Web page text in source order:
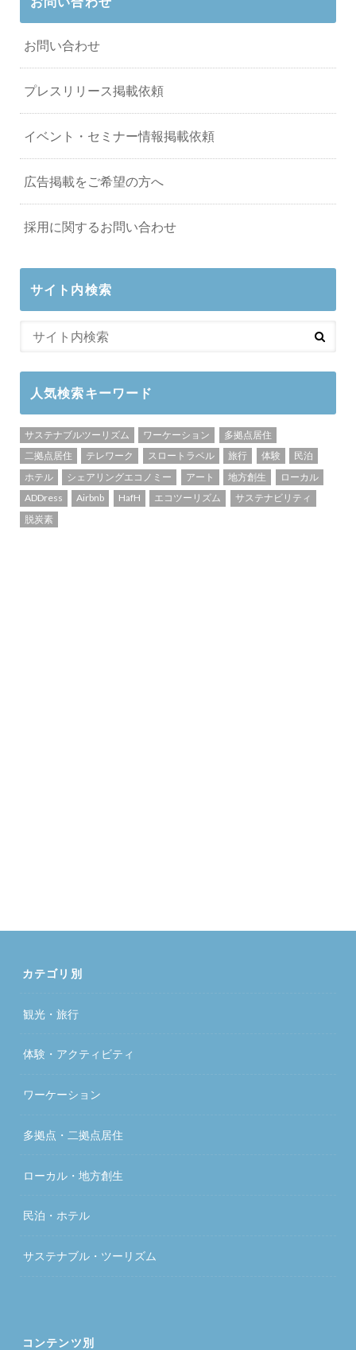
お問い合わせ
プレスリリース掲載依頼
イベント・セミナー情報掲載依頼
広告掲載をご希望の方へ
採用に関するお問い合わせ
サイト内検索
人気検索キーワード
サステナブルツーリズム ワーケーション
多拠点居住
二拠点居住
テレワーク スロートラベル 旅行 体験
民泊
ホテル
シェアリングエコノミー アート 地方創生
ローカル
ADDress
Airbnb HafH エコツーリズム
サステナビリティ
脱炭素
カテゴリ別
観光・旅行
体験・アクティビティ
ワーケーション
多拠点・二拠点居住
ローカル・地方創生
民泊・ホテル
サステナブル・ツーリズム
コンテンツ別